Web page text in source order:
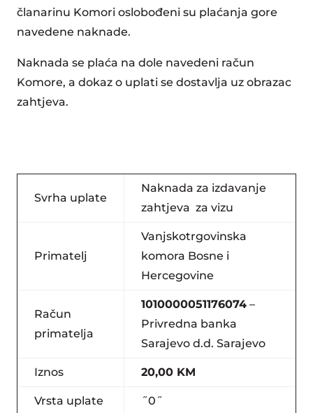
članarinu Komori oslobođeni su plaćanja gore
navedene naknade.
Naknada se plaća na dole navedeni račun
Komore, a dokaz o uplati se dostavlja uz obrazac
zahtjeva.
Svrha uplate
Naknada za izdavanje
zahtjeva za vizu
Primatelj
Vanjskotrgovinska
komora Bosne i
Hercegovine
Račun
primatelja
1010000051176074 –
Privredna banka
Sarajevo d.d. Sarajevo
Iznos 20,00 KM
Vrsta uplate ˝0˝